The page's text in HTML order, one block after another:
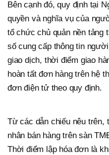
Bên cạnh đó, quy định tại
quyền và nghĩa vụ của
tổ chức chủ quản nền tảng
số cung cấp thông tin
giao dịch, thời điểm giao
hoàn tất đơn hàng trên hệ
đơn điện tử theo quy định.
Từ các dẫn chiếu nêu trên,
nhân bán hàng trên sàn
Thời điểm lập hóa đơn là